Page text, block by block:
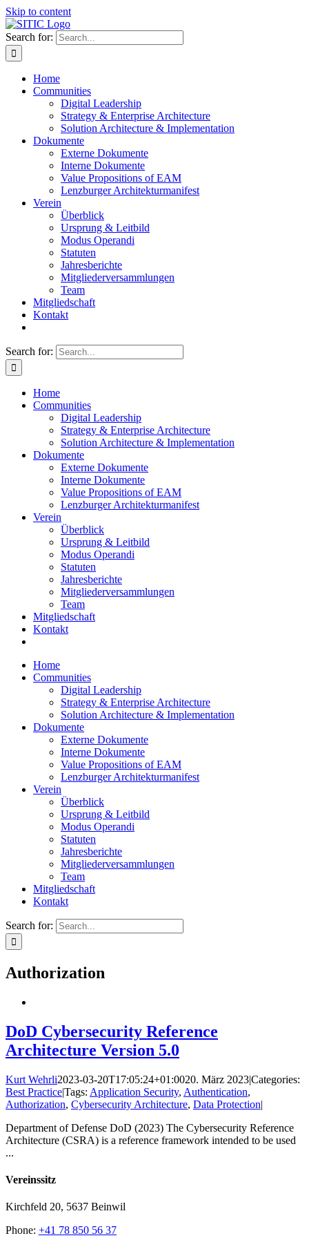
Skip to content
Search for:
Home
Communities
Digital Leadership
Strategy & Enterprise Architecture
Solution Architecture & Implementation
Dokumente
Externe Dokumente
Interne Dokumente
Value Propositions of EAM
Lenzburger Architekturmanifest
Verein
Überblick
Ursprung & Leitbild
Modus Operandi
Statuten
Jahresberichte
Mitgliederversammlungen
Team
Mitgliedschaft
Kontakt
Search for:
Home
Communities
Digital Leadership
Strategy & Enterprise Architecture
Solution Architecture & Implementation
Dokumente
Externe Dokumente
Interne Dokumente
Value Propositions of EAM
Lenzburger Architekturmanifest
Verein
Überblick
Ursprung & Leitbild
Modus Operandi
Statuten
Jahresberichte
Mitgliederversammlungen
Team
Mitgliedschaft
Kontakt
Home
Communities
Digital Leadership
Strategy & Enterprise Architecture
Solution Architecture & Implementation
Dokumente
Externe Dokumente
Interne Dokumente
Value Propositions of EAM
Lenzburger Architekturmanifest
Verein
Überblick
Ursprung & Leitbild
Modus Operandi
Statuten
Jahresberichte
Mitgliederversammlungen
Team
Mitgliedschaft
Kontakt
Search for:
Authorization
DoD Cybersecurity Reference
Architecture Version 5.0
Kurt Wehrli2023-03-20T17:05:24+01:0020. März 2023|Categories:
Best Practice|Tags: Application Security, Authentication,
Authorization, Cybersecurity Architecture, Data Protection|
Department of Defense DoD (2023) The Cybersecurity Reference
Architecture (CSRA) is a reference framework intended to be used
...
Vereinssitz
Kirchfeld 20, 5637 Beinwil
Phone: +41 78 850 56 37